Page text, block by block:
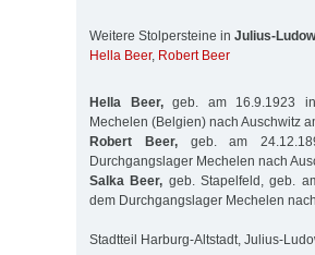
Weitere Stolpersteine in Julius-
Hella Beer, Robert Beer
Hella Beer,geb. am 16.9.1923 in
Mechelen (Belgien) nach Auschwitz
Robert Beer,geb. am
Durchgangslager Mechelen nach
Salka Beer, geb. Stapelfeld, geb.
dem Durchgangslager Mechelen
Stadtteil Harburg-Altstadt, Julius-